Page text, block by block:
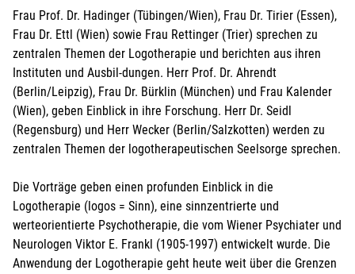
Frau Prof. Dr. Hadinger (Tübingen/Wien), Frau Dr. Tirier (Essen),
Frau Dr. Ettl (Wien) sowie Frau Rettinger (Trier) sprechen zu
zentralen Themen der Logotherapie und berichten aus ihren
Instituten und Ausbil-dungen. Herr Prof. Dr. Ahrendt
(Berlin/Leipzig), Frau Dr. Bürklin (München) und Frau Kalender
(Wien), geben Einblick in ihre Forschung. Herr Dr. Seidl
(Regensburg) und Herr Wecker (Berlin/Salzkotten) werden zu
zentralen Themen der logotherapeutischen Seelsorge sprechen.
Die Vorträge geben einen profunden Einblick in die
Logotherapie (logos = Sinn), eine sinnzentrierte und
werteorientierte Psychotherapie, die vom Wiener Psychiater und
Neurologen Viktor E. Frankl (1905-1997) entwickelt wurde. Die
Anwendung der Logotherapie geht heute weit über die Grenzen